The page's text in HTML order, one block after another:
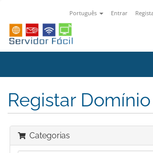
Português Entrar
Registar Domínio
Categorias